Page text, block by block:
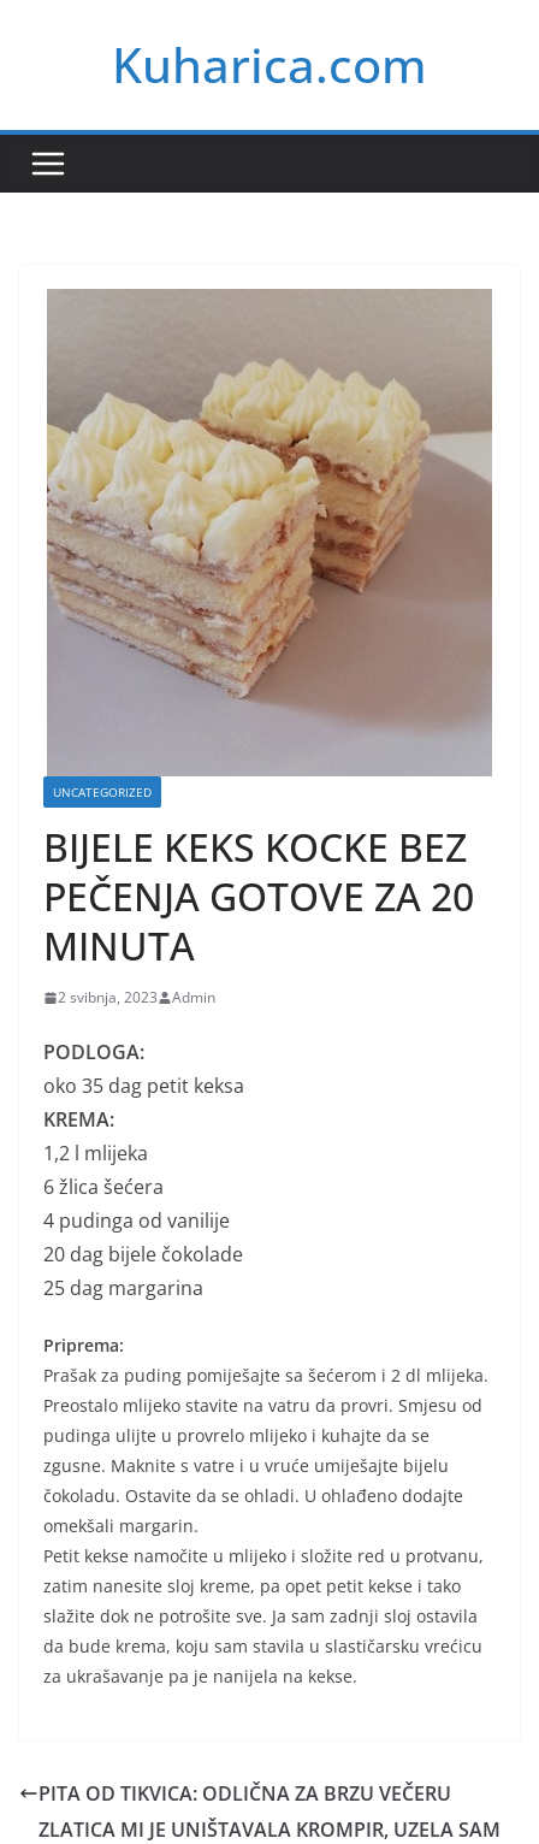
Kuharica.com
UNCATEGORIZED
BIJELE KEKS KOCKE BEZ
PEČENJA GOTOVE ZA 20
MINUTA
2 svibnja, 2023 Admin
PODLOGA:
oko 35 dag petit keksa
KREMA:
1,2 l mlijeka
6 žlica šećera
4 pudinga od vanilije
20 dag bijele čokolade
25 dag margarina
Priprema:
Prašak za puding pomiješajte sa šećerom i 2 dl mlijeka.
Preostalo mlijeko stavite na vatru da provri. Smjesu od
pudinga ulijte u provrelo mlijeko i kuhajte da se
zgusne. Maknite s vatre i u vruće umiješajte bijelu
čokoladu. Ostavite da se ohladi. U ohlađeno dodajte
omekšali margarin.
Petit kekse namočite u mlijeko i složite red u protvanu,
zatim nanesite sloj kreme, pa opet petit kekse i tako
slažite dok ne potrošite sve. Ja sam zadnji sloj ostavila
da bude krema, koju sam stavila u slastičarsku vrećicu
za ukrašavanje pa je nanijela na kekse.
PITA OD TIKVICA: ODLIČNA ZA BRZU VEČERU
ZLATICA MI JE UNIŠTAVALA KROMPIR, UZELA SAM